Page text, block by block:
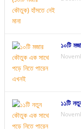
১০টি
১১টি